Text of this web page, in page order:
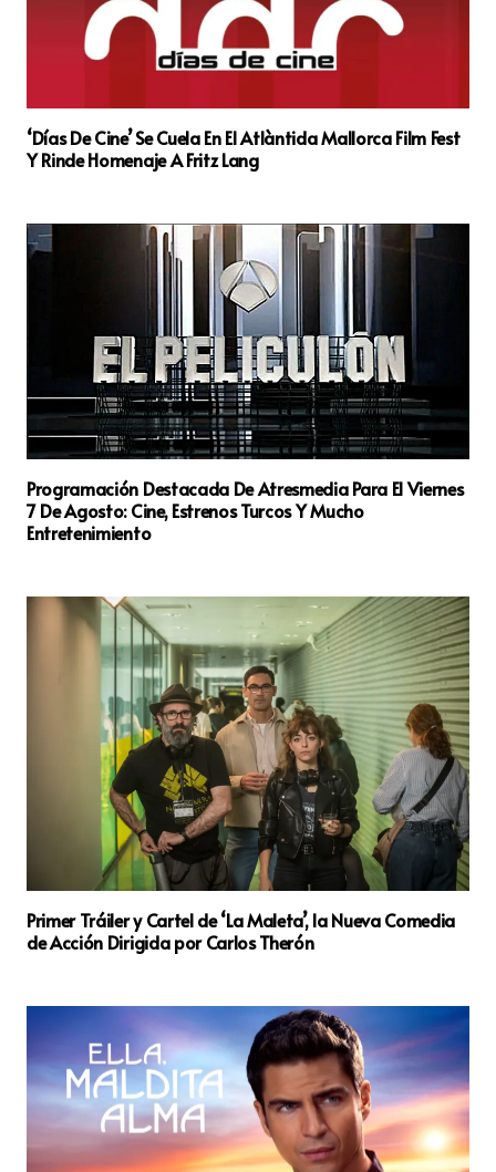
‘Días De Cine’ Se Cuela En El Atlàntida Mallorca Film Fest
Y Rinde Homenaje A Fritz Lang
Programación Destacada De Atresmedia Para El Viernes
7 De Agosto: Cine, Estrenos Turcos Y Mucho
Entretenimiento
Primer Tráiler y Cartel de ‘La Maleta’, la Nueva Comedia
de Acción Dirigida por Carlos Therón